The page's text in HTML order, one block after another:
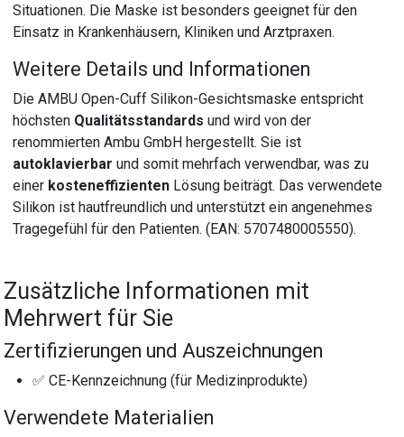
Situationen. Die Maske ist besonders geeignet für den
Einsatz in Krankenhäusern, Kliniken und Arztpraxen.
Weitere Details und Informationen
Die AMBU Open-Cuff Silikon-Gesichtsmaske entspricht
höchsten Qualitätsstandards und wird von der
renommierten Ambu GmbH hergestellt. Sie ist
autoklavierbar und somit mehrfach verwendbar, was zu
einer kosteneffizienten Lösung beiträgt. Das verwendete
Silikon ist hautfreundlich und unterstützt ein angenehmes
Tragegefühl für den Patienten. (EAN: 5707480005550).
Zusätzliche Informationen mit
Mehrwert für Sie
Zertifizierungen und Auszeichnungen
✅ CE-Kennzeichnung (für Medizinprodukte)
Verwendete Materialien